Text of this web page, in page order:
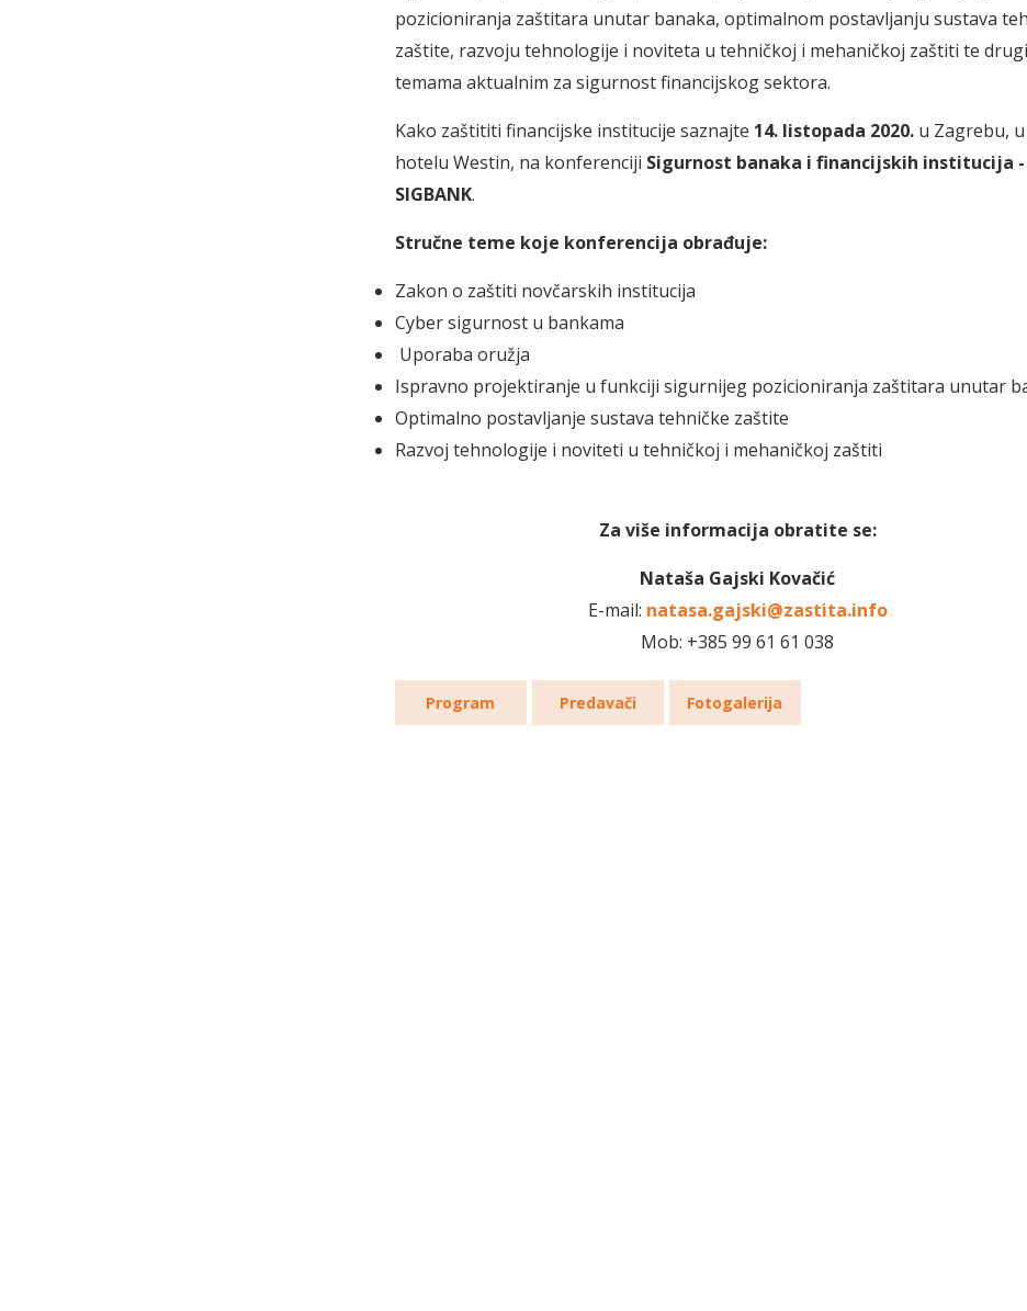
pozicioniranja zaštitara unutar banaka, optimalnom postavljanju sustava
zaštite, razvoju tehnologije i noviteta u tehničkoj i mehaničkoj zaštiti te
temama aktualnim za sigurnost financijskog sektora.
Kako zaštititi financijske institucije saznajte 14. listopada 2020. u Zagrebu, u
hotelu Westin, na konferenciji Sigurnost banaka i financijskih institucija -
SIGBANK.
Stručne teme koje konferencija obrađuje:
Zakon o zaštiti novčarskih institucija
Cyber sigurnost u bankama
Uporaba oružja
Ispravno projektiranje u funkciji sigurnijeg pozicioniranja zaštitara unutar
Optimalno postavljanje sustava tehničke zaštite
Razvoj tehnologije i noviteti u tehničkoj i mehaničkoj zaštiti
Za više informacija obratite se:
Nataša Gajski Kovačić
E-mail: natasa.gajski@zastita.info
Mob: +385 99 61 61 038
Program Predavači Fotogalerija